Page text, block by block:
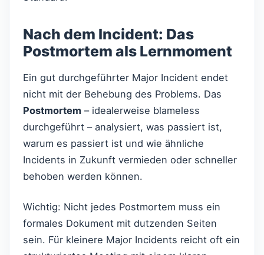
Nach dem Incident: Das
Postmortem als Lernmoment
Ein gut durchgeführter Major Incident endet
nicht mit der Behebung des Problems. Das
Postmortem – idealerweise blameless
durchgeführt – analysiert, was passiert ist,
warum es passiert ist und wie ähnliche
Incidents in Zukunft vermieden oder schneller
behoben werden können.
Wichtig: Nicht jedes Postmortem muss ein
formales Dokument mit dutzenden Seiten
sein. Für kleinere Major Incidents reicht oft ein